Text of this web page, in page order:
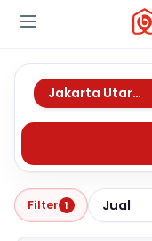
Jakarta Utara
Filter 1 Jual